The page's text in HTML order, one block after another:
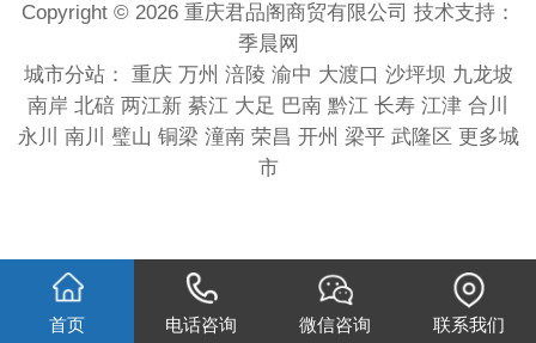
Copyright © 2026 重庆君品阁商贸有限公司 技术支持：
季晨网
城市分站： 重庆 万州 涪陵 渝中 大渡口 沙坪坝 九龙坡
南岸 北碚 两江新 綦江 大足 巴南 黔江 长寿 江津 合川
永川
南川 璧山 铜梁 潼南 荣昌 开州 梁平 武隆区 更多城
市
首页 电话咨询 微信咨询 联系我们